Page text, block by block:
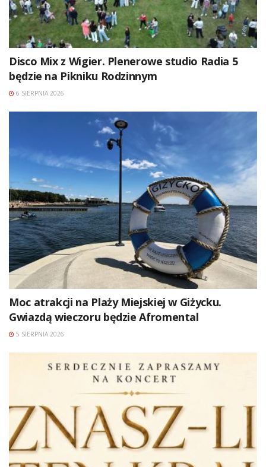
Disco Mix z Wigier. Plenerowe studio Radia 5
będzie na Pikniku Rodzinnym
6 SIERPNIA 2026
Moc atrakcji na Plaży Miejskiej w Giżycku.
Gwiazdą wieczoru będzie Afromental
5 SIERPNIA 2026